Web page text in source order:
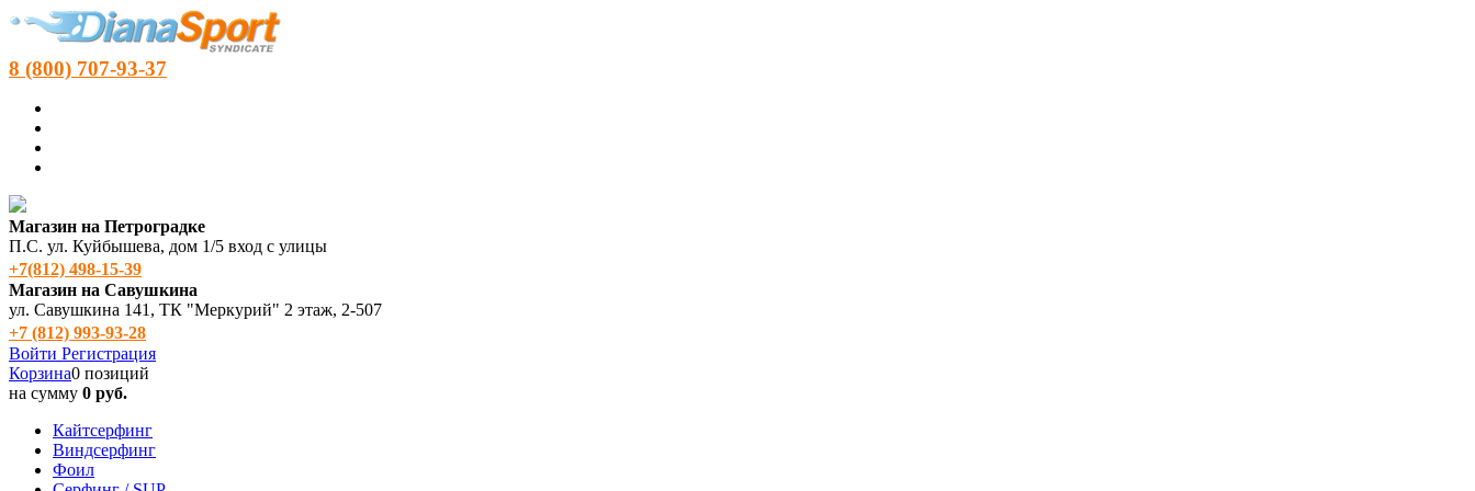
8 (800) 707-93-37
Магазин на Петроградке
П.С. ул. Куйбышева, дом 1/5 вход с улицы
+7(812) 498‑15-39
Магазин на Савушкина
ул. Савушкина 141, ТК "Меркурий" 2 этаж, 2-507
+7 (812) 993-93-28
Войти Регистрация
Корзина0 позиций
на сумму 0 руб.
Кайтсерфинг
Виндсерфинг
Фоил